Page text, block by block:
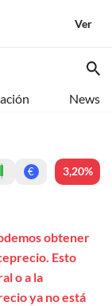
Ver
News
€ 3,20%
obtener
Esto
o a la
ya no está